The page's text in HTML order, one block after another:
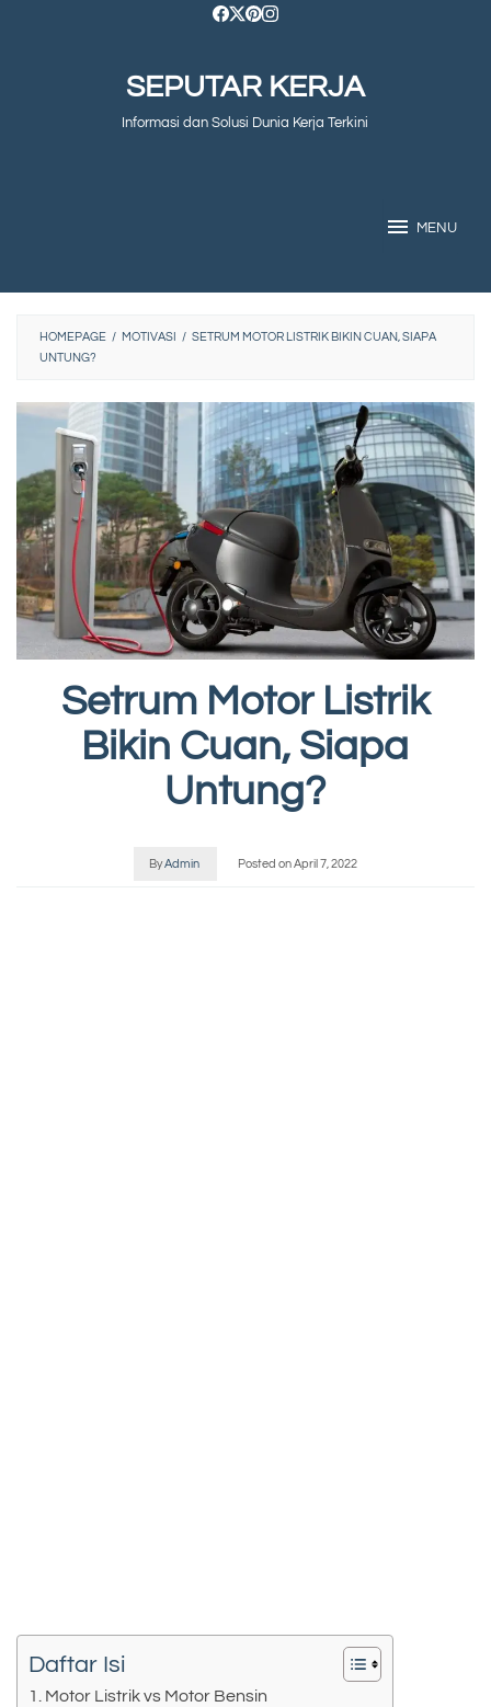
SEPUTAR KERJA
Informasi dan Solusi Dunia Kerja Terkini
MENU
HOMEPAGE / MOTIVASI / SETRUM MOTOR LISTRIK BIKIN CUAN, SIAPA
UNTUNG?
Setrum Motor Listrik
Bikin Cuan, Siapa
Untung?
ByAdmin Posted onApril 7, 2022
Daftar Isi
Motor Listrik vs Motor Bensin